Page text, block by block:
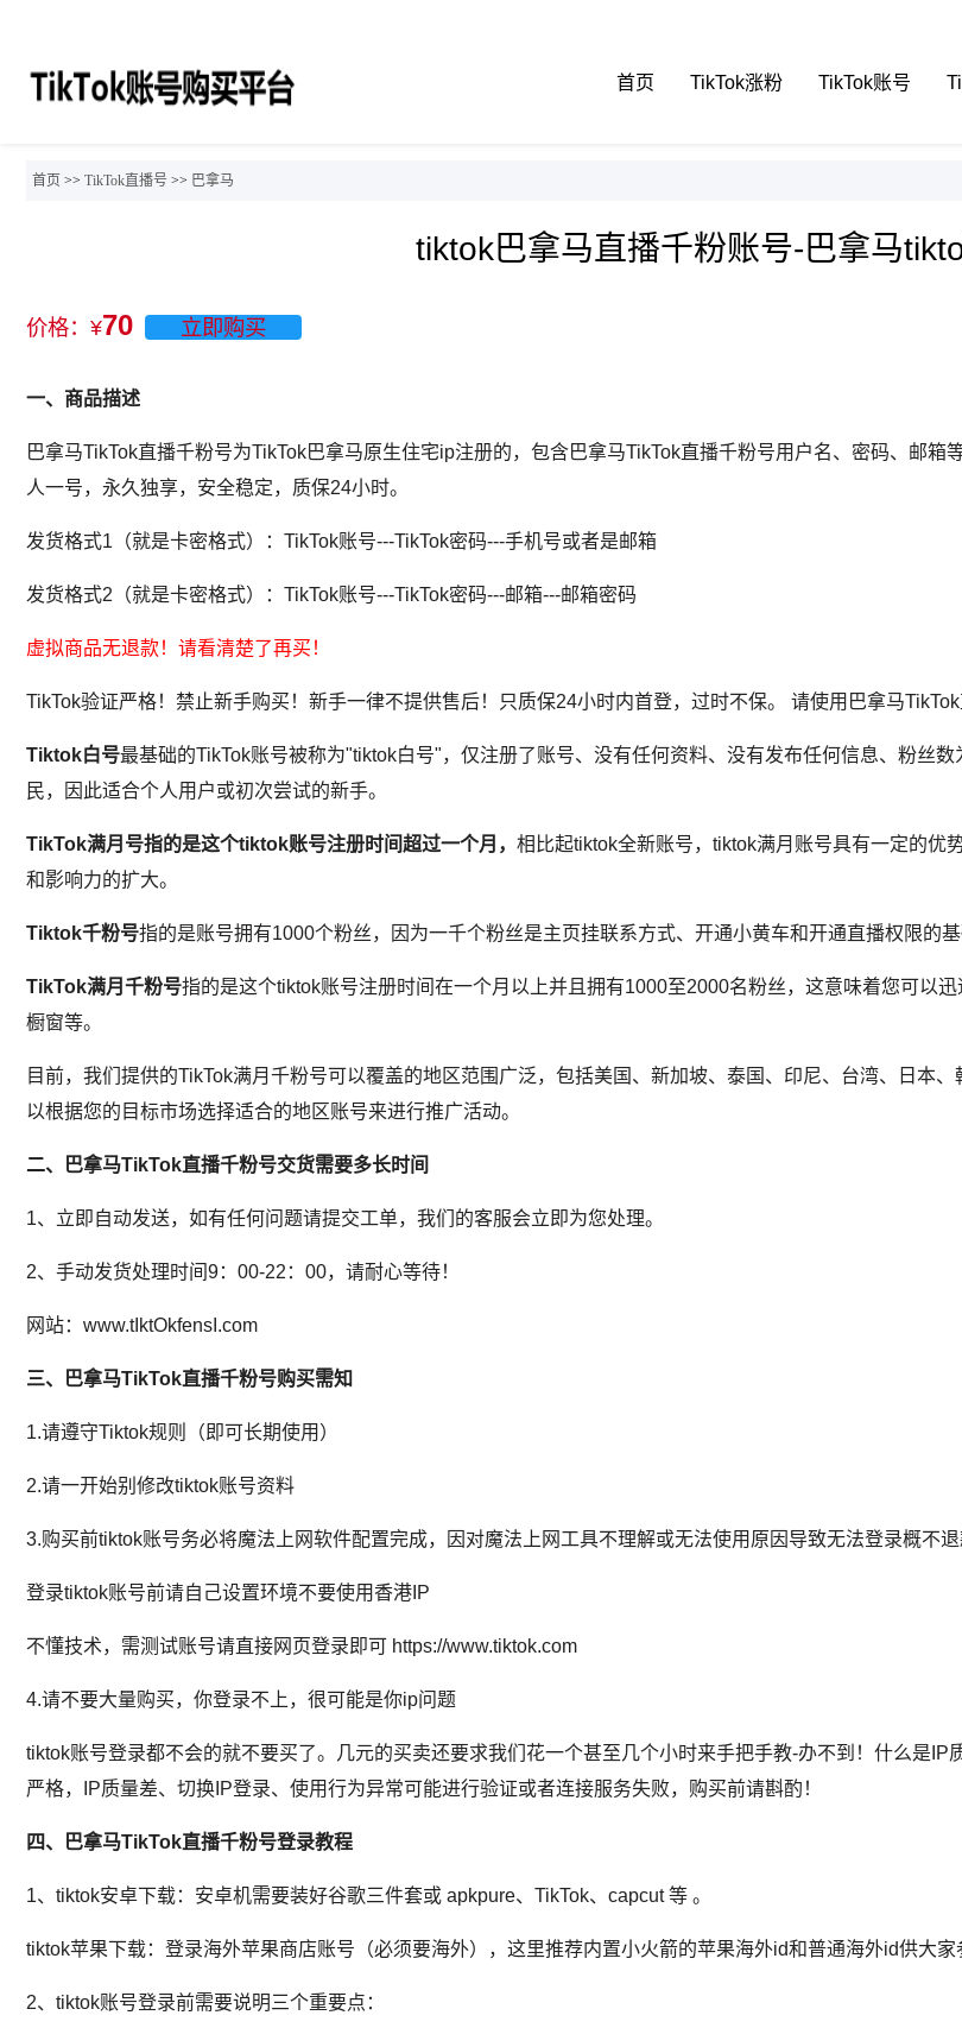
首页 TikTok涨粉 TikTok账号
首页 >> TikTok直播号 >> 巴拿马
tiktok巴拿马直播千粉账号-巴拿马
价格：¥70 立即购买
一、商品描述
巴拿马TikTok直播千粉号为TikTok巴拿马原生住宅ip注册的，包含巴拿马TikTok直播千粉号用户名、密码、邮
人一号，永久独享，安全稳定，质保24小时。
发货格式1（就是卡密格式）：TikTok账号---TikTok密码---手机号或者是邮箱
发货格式2（就是卡密格式）：TikTok账号---TikTok密码---邮箱---邮箱密码
虚拟商品无退款！请看清楚了再买！
TikTok验证严格！禁止新手购买！新手一律不提供售后！只质保24小时内首登，过时不保。 请使用巴拿马
Tiktok白号最基础的TikTok账号被称为"tiktok白号"，仅注册了账号、没有任何资料、没有发布任何信息、粉丝数
民，因此适合个人用户或初次尝试的新手。
TikTok满月号指的是这个tiktok账号注册时间超过一个月， 相比起tiktok全新账号，tiktok满月账号具有一定的优势
和影响力的扩大。
Tiktok千粉号指的是账号拥有1000个粉丝，因为一千个粉丝是主页挂联系方式、开通小黄车和开通直播权限的基
TikTok满月千粉号指的是这个tiktok账号注册时间在一个月以上并且拥有1000至2000名粉丝，这意味着您可以
橱窗等。
目前，我们提供的TikTok满月千粉号可以覆盖的地区范围广泛，包括美国、新加坡、泰国、印尼、台湾、日本
以根据您的目标市场选择适合的地区账号来进行推广活动。
二、巴拿马TikTok直播千粉号交货需要多长时间
1、立即自动发送，如有任何问题请提交工单，我们的客服会立即为您处理。
2、手动发货处理时间9：00-22：00，请耐心等待！
网站：www.tIktOkfensI.com
三、巴拿马TikTok直播千粉号购买需知
1.请遵守Tiktok规则（即可长期使用）
2.请一开始别修改tiktok账号资料
3.购买前tiktok账号务必将魔法上网软件配置完成，因对魔法上网工具不理解或无法使用原因导致无法登录概不
登录tiktok账号前请自己设置环境不要使用香港IP
不懂技术，需测试账号请直接网页登录即可 https://www.tiktok.com
4.请不要大量购买，你登录不上，很可能是你ip问题
tiktok账号登录都不会的就不要买了。几元的买卖还要求我们花一个甚至几个小时来手把手教-办不到！什么是
严格，IP质量差、切换IP登录、使用行为异常可能进行验证或者连接服务失败，购买前请斟酌！
四、巴拿马TikTok直播千粉号登录教程
1、tiktok安卓下载：安卓机需要装好谷歌三件套或 apkpure、TikTok、capcut 等 。
tiktok苹果下载：登录海外苹果商店账号（必须要海外），这里推荐内置小火箭的苹果海外id和普通海外id供大家
2、tiktok账号登录前需要说明三个重要点：